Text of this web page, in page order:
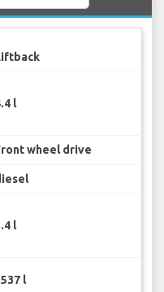
l
wheel drive
l
l